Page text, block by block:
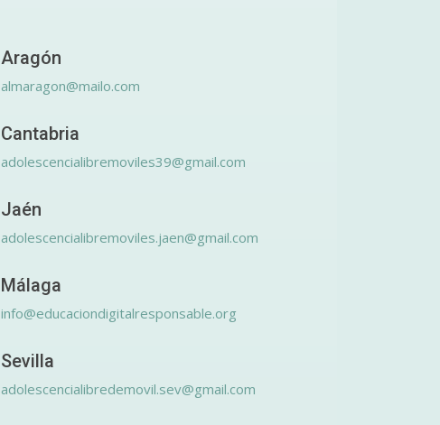
Aragón
almaragon@mailo.com
Cantabria
adolescencialibremoviles39@gmail.com
Jaén
adolescencialibremoviles.jaen@gmail.com
Málaga
info@educaciondigitalresponsable.org
Sevilla
adolescencialibredemovil.sev@gmail.com